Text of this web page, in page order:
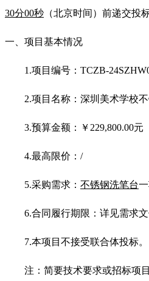
30分00秒 （北京时间）前递交投
一、项目基本情况
1.项目编号：TCZB-
2.项目名称：深圳美术学校
3.预算金额：￥229,800.00元
4.最高限价：/
5.采购需求： 不锈钢洗笔台
6.合同履行期限：详见需求文
7.本项目不接受联合体投标。
注：简要技术要求或招标项